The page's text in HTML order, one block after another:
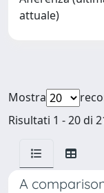
attuale)
Mostra
Risultati 1 - 20 di
A